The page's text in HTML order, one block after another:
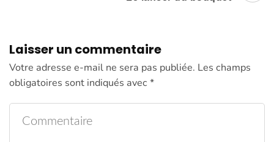
Laisser un commentaire
Votre adresse e-mail ne sera pas publiée. Les champs
obligatoires sont indiqués avec *